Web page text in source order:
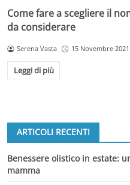
Come fare a scegliere il
da considerare
Serena Vasta 15 Novembre 2021
Leggi di più
ARTICOLI RECENTI
Benessere olistico in estate:
mamma